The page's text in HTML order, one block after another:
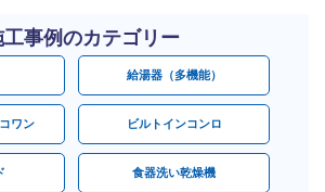
工事例のカテゴリー
給湯器（多機能）
ワン ビルトインコンロ
食器洗い乾燥機